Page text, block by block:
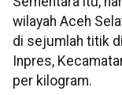
wilayah Aceh
di sejumlah titik
Inpres,
per kilogram.